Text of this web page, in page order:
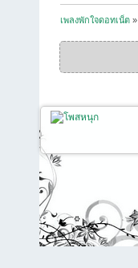
เพลงพักใจดอทเน็ต »